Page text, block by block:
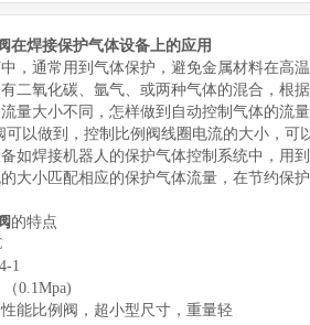
在焊接保护气体设备上的应用
，通常用到气体保护，避免金属材料在高温
二氧化碳、氩气、或两种气体的混合，根据
量大小不同，怎样做到自动控制气体的流量
可以做到，控制比例阀线圈电流的大小，可
如焊接机器人的保护气体控制系统中，用
大小匹配相应的保护气体流量，在节约保
的特点
1
0.1Mpa)
能比例阀，超小型尺寸，重量轻